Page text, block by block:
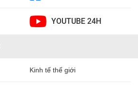
YOUTUBE 24H
Kinh tế thế giới